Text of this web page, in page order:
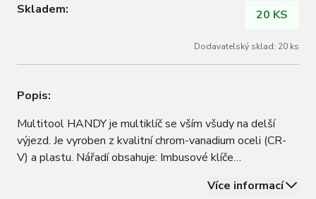
Skladem: 20 KS
Dodavatelský sklad: 20 ks
Popis:
Multitool HANDY je multiklíč se vším všudy na delší
výjezd. Je vyroben z kvalitní chrom-vanadium oceli (CR-
V) a plastu. Nářadí obsahuje: Imbusové klíče
šroubovák PH2, 2ks montážních pák, nýtovač s držákem
Více informací